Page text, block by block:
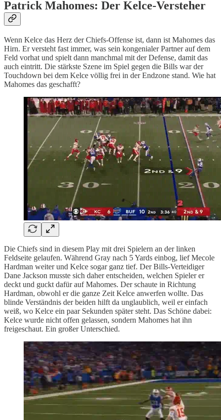
Patrick Mahomes: Der Kelce-Versteher
Wenn Kelce das Herz der Chiefs-Offense ist, dann ist Mahomes das
Hirn. Er versteht fast immer, was sein kongenialer Partner auf dem
Feld vorhat und spielt dann manchmal mit der Defense, damit das
auch eintritt. Die stärkste Szene im Spiel gegen die Bills war der
Touchdown bei dem Kelce völlig frei in der Endzone stand. Wie hat
Mahomes das geschafft?
Die Chiefs sind in diesem Play mit drei Spielern an der linken
Feldseite gelaufen. Während Gray nach 5 Yards einbog, lief Mecole
Hardman weiter und Kelce sogar ganz tief. Der Bills-Verteidiger
Dane Jackson musste sich daher entscheiden, welchen Spieler er
deckt und guckt dafür auf Mahomes. Der schaute in Richtung
Hardman, obwohl er die ganze Zeit Kelce anwerfen wollte. Das
blinde Verständnis der beiden hilft da unglaublich, weil er einfach
weiß, wo Kelce ein paar Sekunden später steht. Das Schöne dabei:
Kelce wurde nicht offen gelassen, sondern Mahomes hat ihn
freigeschaut. Ein großer Unterschied.